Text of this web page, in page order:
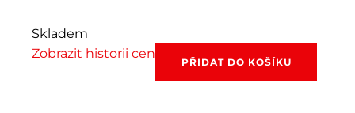
Skladem
Zobrazit historii cen FanolaPŘIDAT DO KOŠÍKU